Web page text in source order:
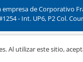
de Corporativo
- Int. UP6, P2 Col.
segura
Al utilizar este sitio,